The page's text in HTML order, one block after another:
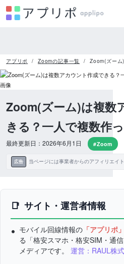
アプリポ Zoomの記事一覧 Zoom(ズーム
Zoom(ズーム)は複数
きる？一人で複数作
最終更新日：2026年6月1日 #Zoom
広告 当ページには事業者からのアフィリエイ
サイト・運営者情報
モバイル回線情報の 「アプリポ」
る「格安スマホ・格安SIM・通
メディアです。 運営：RAUL株